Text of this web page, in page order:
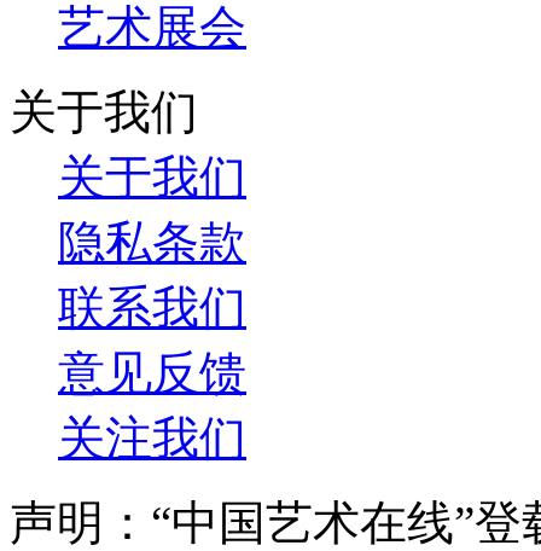
艺术展会
关于我们
关于我们
隐私条款
联系我们
意见反馈
关注我们
声明：“中国艺术在线”